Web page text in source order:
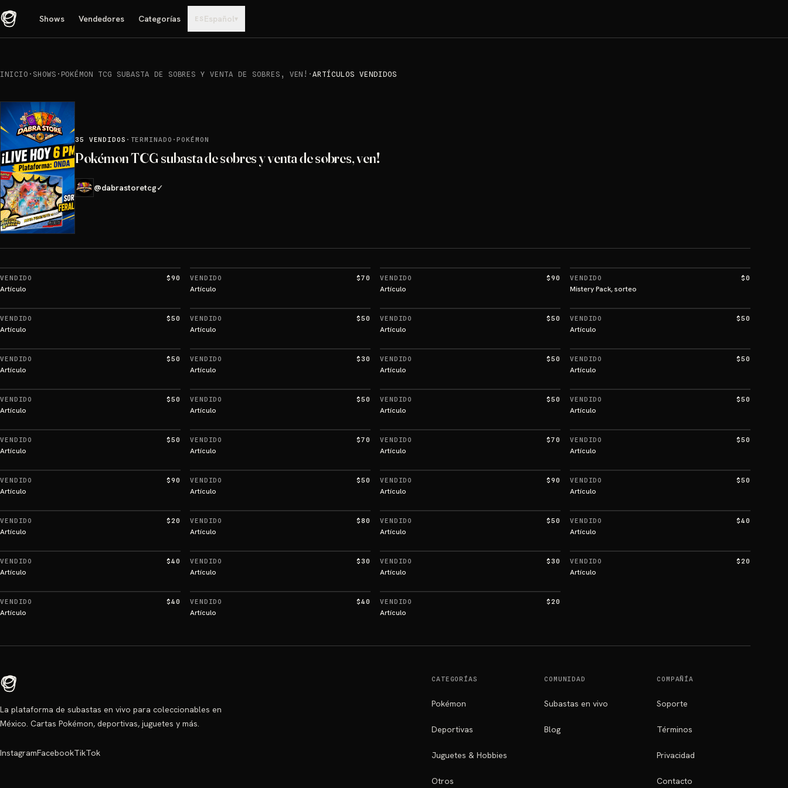
Shows Vendedores Categorías ES Español▾
INICIO · SHOWS · POKÉMON TCG SUBASTA DE SOBRES Y VENTA DE SOBRES, VEN! ·ARTÍCULOS VENDIDOS
35 VENDIDOS · TERMINADO ·POKÉMON
Pokémon TCG subasta de sobres y venta de sobres, ven!
@dabrastoretcg✓
VENDIDO $90
Artículo
VENDIDO $70
Artículo
VENDIDO $90
Artículo
VENDIDO $0
Mistery Pack, sorteo
VENDIDO $50
Artículo
VENDIDO $50
Artículo
VENDIDO $50
Artículo
VENDIDO $50
Artículo
VENDIDO $50
Artículo
VENDIDO $30
Artículo
VENDIDO $50
Artículo
VENDIDO $50
Artículo
VENDIDO $50
Artículo
VENDIDO $50
Artículo
VENDIDO $50
Artículo
VENDIDO $50
Artículo
VENDIDO $50
Artículo
VENDIDO $70
Artículo
VENDIDO $70
Artículo
VENDIDO $50
Artículo
VENDIDO $90
Artículo
VENDIDO $50
Artículo
VENDIDO $90
Artículo
VENDIDO $50
Artículo
VENDIDO $20
Artículo
VENDIDO $80
Artículo
VENDIDO $50
Artículo
VENDIDO $40
Artículo
VENDIDO $40
Artículo
VENDIDO $30
Artículo
VENDIDO $30
Artículo
VENDIDO $20
Artículo
VENDIDO $40
Artículo
VENDIDO $40
Artículo
VENDIDO $20
Artículo
La plataforma de subastas en vivo para coleccionables en
México. Cartas Pokémon, deportivas, juguetes y más.
InstagramFacebookTikTok
CATEGORÍAS
Pokémon
Deportivas
Juguetes & Hobbies
Otros
COMUNIDAD
Subastas en vivo
Blog
COMPAÑÍA
Soporte
Términos
Privacidad
Contacto